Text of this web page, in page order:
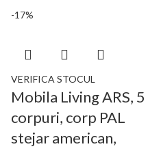
-17%
VERIFICA STOCUL
Mobila Living ARS, 5
corpuri, corp PAL
stejar american,